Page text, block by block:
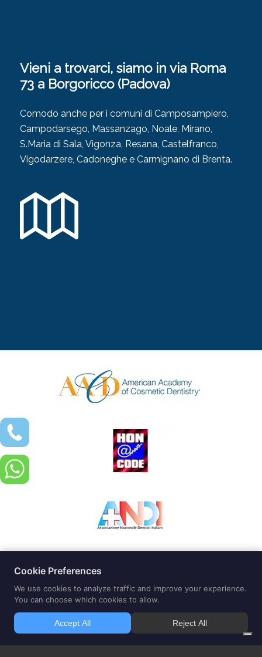
Vieni a trovarci, siamo in via Roma
73 a Borgoricco (Padova)
Comodo anche per i comuni di Camposampiero,
Campodarsego, Massanzago, Noale, Mirano,
S.Maria di Sala, Vigonza, Resana, Castelfranco,
Vigodarzere, Cadoneghe e Carmignano di Brenta.
73 Borgoricco 35010 (Padova) |
odontoiatra Copyright CENTRO MEDICO ODONTOIATRICO DOTT. ALDO
AMATO 2015 –
Note Legali– Condizioni di Utilizzo
HoncodeLe informazioni fornite da questo sito intendono supportare,
e non sostituire, la relazione tra il paziente/visitatore del sito e il suo
Il sito corrisponde alle linee-guida inerenti l’applicazione degli art. 55-56-57 del
comunicazione all’Ordine dei Medici di Padova Il dott. Aldo Amato è medico chirurgo